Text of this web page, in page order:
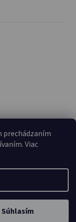
prechádzaním
Viac
Súhlasím
Adatelier
. Všetky práva